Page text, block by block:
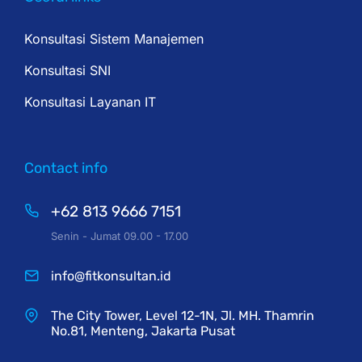
Konsultasi Sistem Manajemen
Konsultasi SNI
Konsultasi Layanan IT
Contact info
+62 813 9666 7151
Senin - Jumat 09.00 - 17.00
info@fitkonsultan.id
The City Tower, Level 12-1N, Jl. MH. Thamrin
No.81, Menteng, Jakarta Pusat